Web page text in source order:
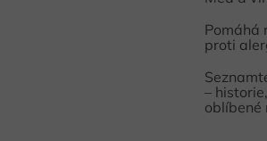
Pomáhá
proti
–
oblíbené